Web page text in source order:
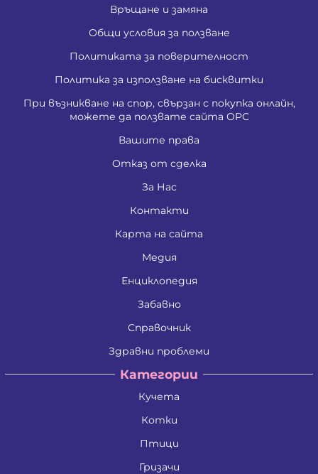
Връщане и замяна
Общи условия за ползване
Политиката за поверителност
Политика за използване на бисквитки
При възникване на спор, свързан с покупка онлайн,
можете да ползвате сайта ОРС
Вашите права
Отказ от сделка
За Нас
Контакти
Карта на сайта
Медия
Енциклопедия
Забавно
Справочник
Здравни проблеми
Категории
Кучета
Котки
Птици
Гризачи